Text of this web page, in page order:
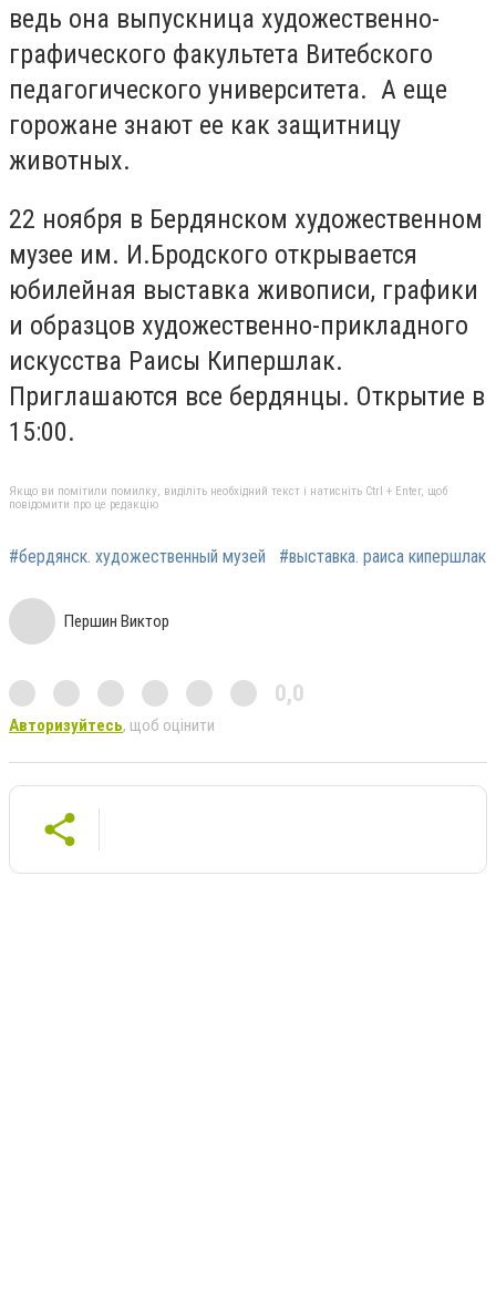
ведь она выпускница художественно-
графического факультета Витебского
педагогического университета. А еще
горожане знают ее как защитницу
животных.
22 ноября в Бердянском художественном
музее им. И.Бродского открывается
юбилейная выставка живописи, графики
и образцов художественно-прикладного
искусства Раисы Кипершлак.
Приглашаются все бердянцы. Открытие в
15:00.
Якщо ви помітили помилку, виділіть необхідний текст і натисніть Ctrl + Enter, щоб
повідомити про це редакцію
#бердянск. художественный музей #выставка. раиса кипершлак
Першин Виктор
0,0
Авторизуйтесь, щоб оцінити